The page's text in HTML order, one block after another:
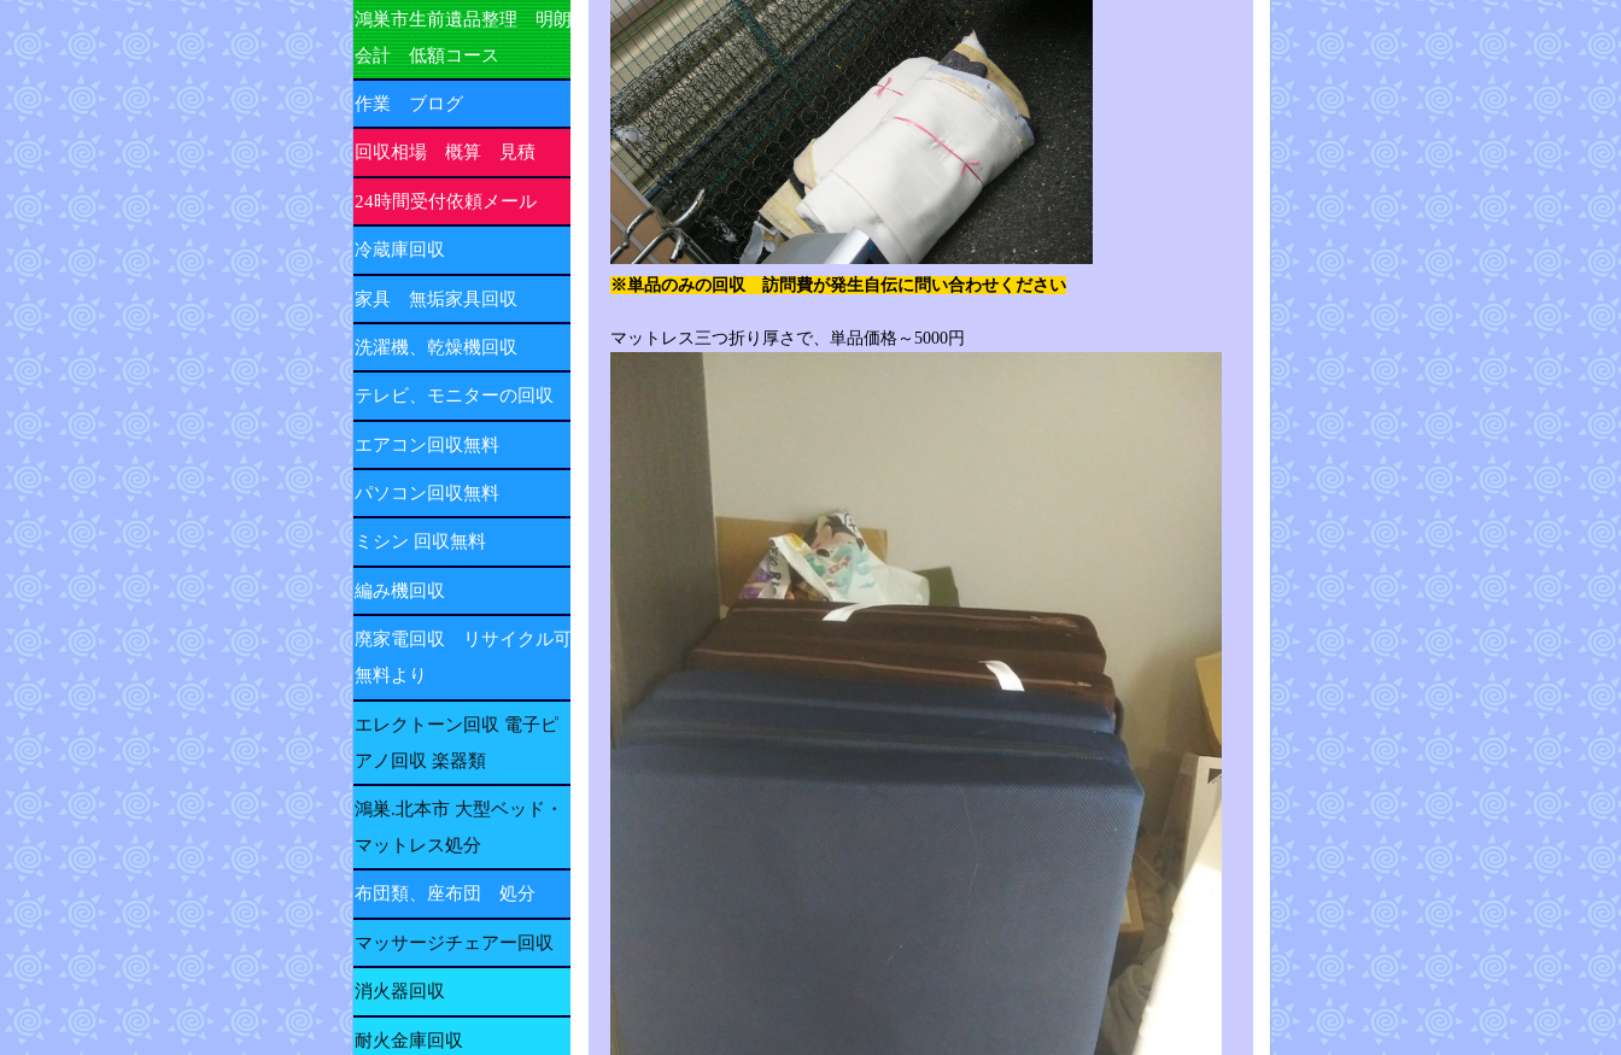
※単品のみの回収 訪問費が発生自伝に問い合わせください
マットレス三つ折り厚さで、単品価格～5000円
鴻巣市生前遺品整理 明朗
会計 低額コース
作業 ブログ
回収相場 概算 見積
24時間受付依頼メール
冷蔵庫回収
家具 無垢家具回収
洗濯機、乾燥機回収
テレビ、モニターの回収
エアコン回収無料
パソコン回収無料
ミシン 回収無料
編み機回収
廃家電回収 リサイクル可
無料より
エレクトーン回収 電子ピ
アノ回収 楽器類
鴻巣.北本市 大型ベッド・
マットレス処分
布団類、座布団 処分
マッサージチェアー回収
消火器回収
耐火金庫回収